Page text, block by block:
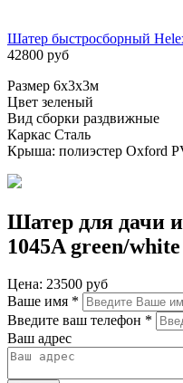
Шатер быстросборный
42800 руб
Размер 6х3х3м
Цвет зеленый
Вид сборки раздвижные
Каркас Сталь
Крыша: полиэстер Oxford
Шатер для
1045A green/white
Цена: 23500 руб
Ваше имя *
Введите ваш телефон *
Ваш адрес